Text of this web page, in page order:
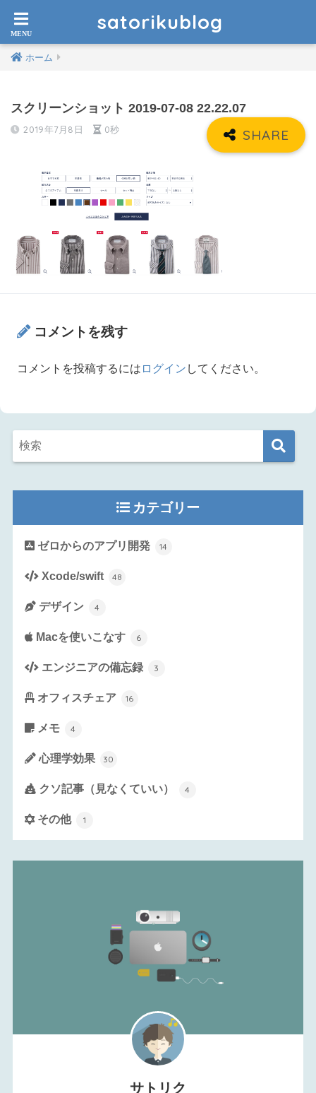
satorikublog
ホーム
スクリーンショット 2019-07-08 22.22.07
2019年7月8日 0秒
コメントを残す
コメントを投稿するには ログイン してください。
カテゴリー
ゼロからのアプリ開発 14
Xcode/swift 48
デザイン 4
Macを使いこなす 6
エンジニアの備忘録 3
オフィスチェア 16
メモ 4
心理学効果 30
クソ記事（見なくていい） 4
その他 1
サトリク